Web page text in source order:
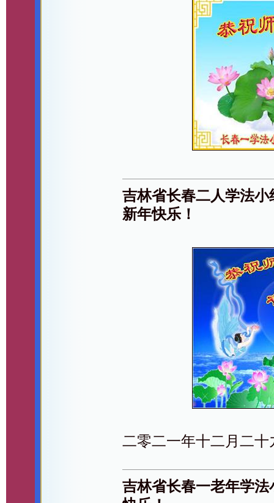
吉林省长春二人学法
新年快乐！
二零二一年十二月二十
吉林省长春一老年学